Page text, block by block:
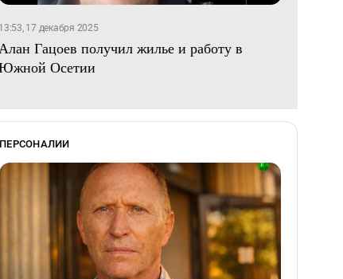
13:53, 17 декабря 2025
Гацоев получил жилье и работу в
Осетии
ПЕРСОНАЛИИ